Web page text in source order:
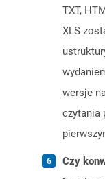
TXT,
XLS
wersje
czytania
Czy